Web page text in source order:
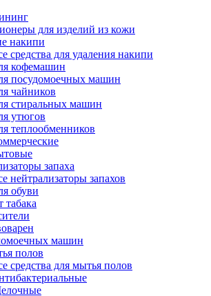
для изделий из кожи
накипи
средства для удаления накипи
кофемашин
посудомоечных машин
чайников
стиральных машин
утюгов
теплообменников
запаха
нейтрализаторы запахов
обуви
табака
машин
полов
средства для мытья полов